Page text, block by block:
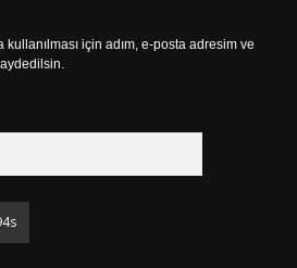
için adım, e-posta adresim ve